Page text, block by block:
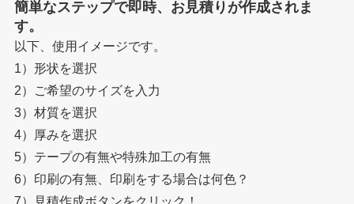
簡単なステップで即時、お見積りが作成されま
す。
以下、使用イメージです。
1）形状を選択
2）ご希望のサイズを入力
3）材質を選択
4）厚みを選択
5）テープの有無や特殊加工の有無
6）印刷の有無、印刷をする場合は何色？